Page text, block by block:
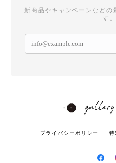
新商品やキャンペーンなどの
す。
プライバシーポリシー 特